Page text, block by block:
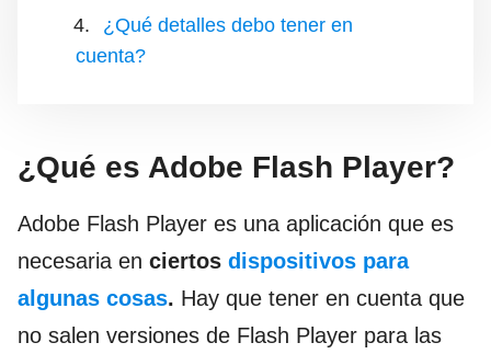
¿Qué detalles debo tener en
cuenta?
¿Qué es Adobe Flash Player?
Adobe Flash Player es una aplicación que es
necesaria en ciertos dispositivos para
algunas cosas. Hay que tener en cuenta que
no salen versiones de Flash Player para las